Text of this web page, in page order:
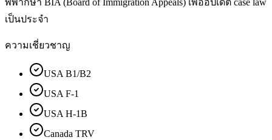
เป็นประจำ
ความเชี่ยวชาญ
USA B1/B2
USA F-1
USA H-1B
Canada TRV